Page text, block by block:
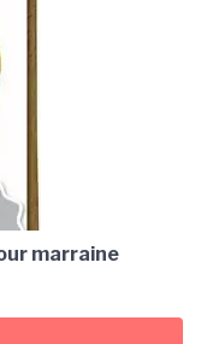
marraine